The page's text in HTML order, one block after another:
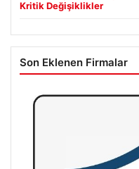
Kritik Değişiklikler
Son Eklenen Firmalar